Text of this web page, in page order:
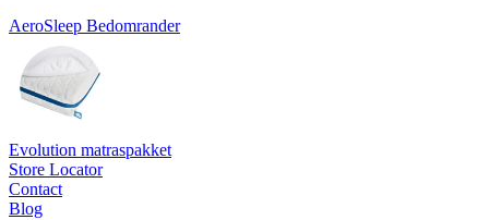
AeroSleep Bedomrander
Evolution matraspakket
Store Locator
Contact
Blog